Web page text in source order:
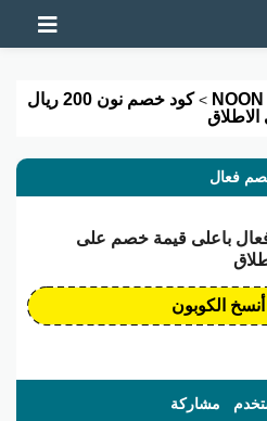
>
كود خصم نون 200 ريال
فعال
200 ريال فعال باعلى قيمة خصم على
أنسخ الكوبون
مشاركة